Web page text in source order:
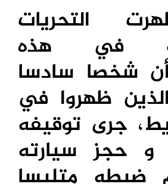
التحريات
في هذه
شخصا سادسا
ظهروا في
جرى توقيفه
و حجز سيارته